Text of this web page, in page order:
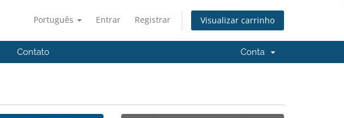
Português Entrar Registrar Visualizar carrinho
Contato Conta